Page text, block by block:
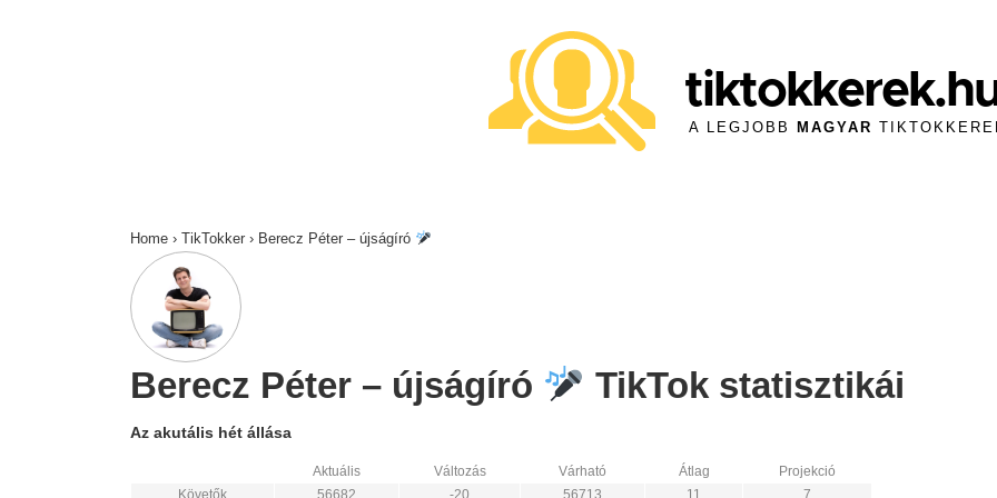
A LEGJOBB MAGYAR
Home › TikTokker › Berecz Péter – újságíró
Berecz Péter – újságíró TikTok statisztikái
Az akutális hét állása
Aktuális Változás Várható Átlag
Projekció
Követők
56682 -20 56713 11 7